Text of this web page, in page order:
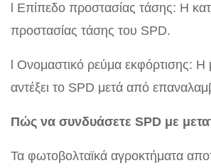
l Επίπεδο προστασίας τάσης: Η
προστασίας τάσης του SPD.
l Ονομαστικό ρεύμα εκφόρτισης:
αντέξει το SPD μετά από
Πώς να συνδυάσετε SPD με
Τα φωτοβολταϊκά αγροκτήματα